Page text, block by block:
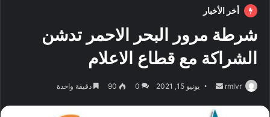
أخر الأخبار
شرطة مرور البحر الاحمر تدشن
الشراكة مع قطاع الاعلام
rmlvr
أرسل
إلكترونيا
يونيو 15, 2021 0
90 دقيقة واحدة